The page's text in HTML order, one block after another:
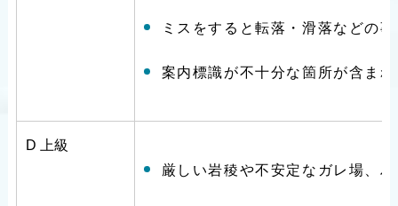
ミスをすると転落・滑落などの
案内標識が不十分な箇所が含ま
D
上級
厳しい岩稜や不安定なガレ場、